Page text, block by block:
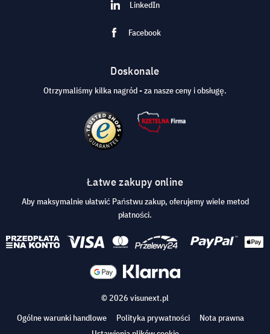
LinkedIn
Facebook
Doskonale
Otrzymaliśmy kilka nagród - za nasze ceny i obsługę.
Łatwe zakupy online
Aby maksymalnie ułatwić Państwu zakup, oferujemy wiele metod
płatności.
© 2026 visunext.pl
Ogólne warunki handlowe
Polityka prywatności
Nota prawna